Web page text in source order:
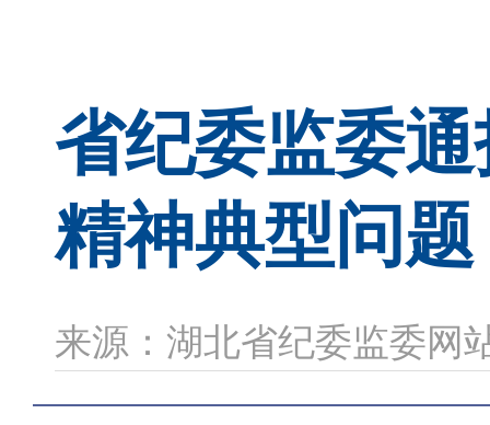
省纪委监委
精神典型问题
来源：湖北省纪委监委网